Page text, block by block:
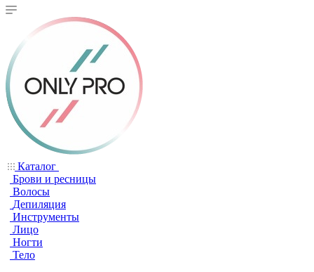
Каталог
Брови и ресницы
Волосы
Депиляция
Инструменты
Лицо
Ногти
Тело